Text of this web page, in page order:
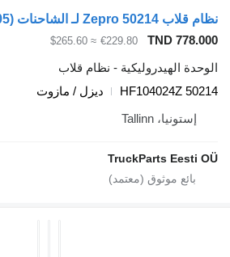
€229.80
≈ $265.60
- نظام قلاب
ديزل / مازوت